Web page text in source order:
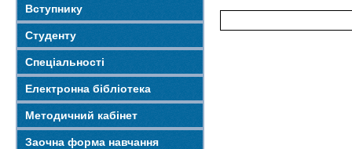
Вступнику
Студенту
Спеціальності
Електронна бібліотека
Методичний кабінет
Заочна форма навчання